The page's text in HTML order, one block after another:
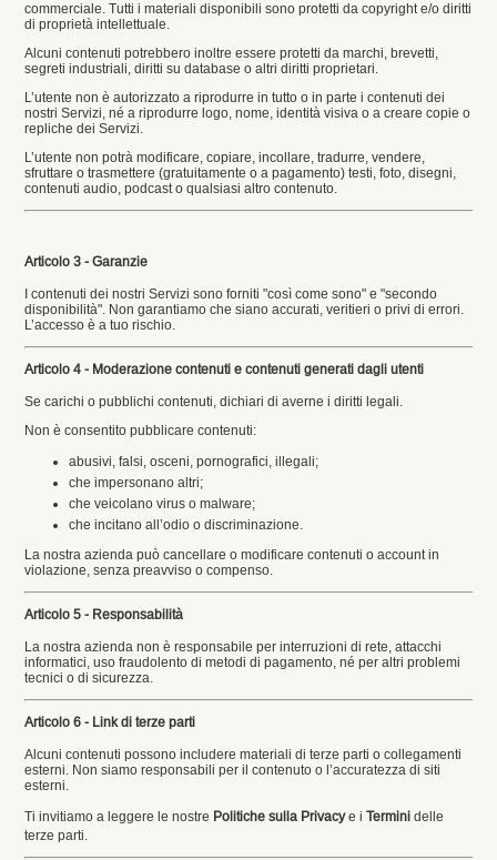
commerciale. Tutti i materiali disponibili sono protetti da copyright e/o diritti
di proprietà intellettuale.
Alcuni contenuti potrebbero inoltre essere protetti da marchi, brevetti,
segreti industriali, diritti su database o altri diritti proprietari.
L’utente non è autorizzato a riprodurre in tutto o in parte i contenuti dei
nostri Servizi, né a riprodurre logo, nome, identità visiva o a creare copie o
repliche dei Servizi.
L’utente non potrà modificare, copiare, incollare, tradurre, vendere,
sfruttare o trasmettere (gratuitamente o a pagamento) testi, foto, disegni,
contenuti audio, podcast o qualsiasi altro contenuto.
Articolo 3 - Garanzie
I contenuti dei nostri Servizi sono forniti "così come sono" e "secondo
disponibilità". Non garantiamo che siano accurati, veritieri o privi di errori.
L’accesso è a tuo rischio.
Articolo 4 - Moderazione contenuti e contenuti generati dagli utenti
Se carichi o pubblichi contenuti, dichiari di averne i diritti legali.
Non è consentito pubblicare contenuti:
abusivi, falsi, osceni, pornografici, illegali;
che impersonano altri;
che veicolano virus o malware;
che incitano all’odio o discriminazione.
La nostra azienda può cancellare o modificare contenuti o account in
violazione, senza preavviso o compenso.
Articolo 5 - Responsabilità
La nostra azienda non è responsabile per interruzioni di rete, attacchi
informatici, uso fraudolento di metodi di pagamento, né per altri problemi
tecnici o di sicurezza.
Articolo 6 - Link di terze parti
Alcuni contenuti possono includere materiali di terze parti o collegamenti
esterni. Non siamo responsabili per il contenuto o l’accuratezza di siti
esterni.
Ti invitiamo a leggere le nostre Politiche sulla Privacye i Termini delle
terze parti.